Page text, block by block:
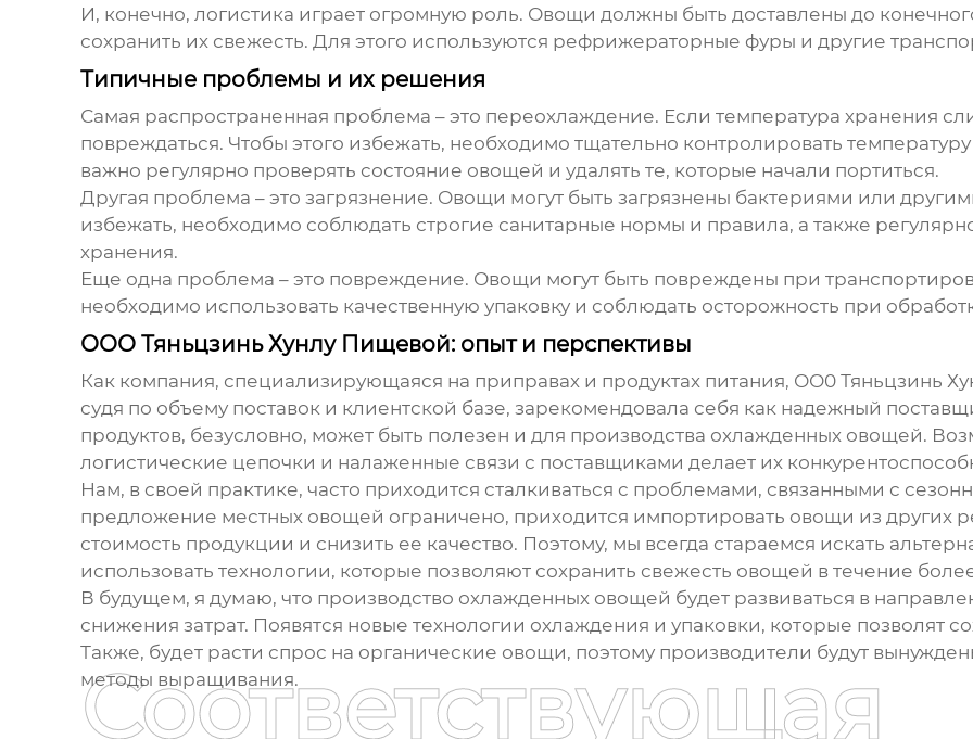
И, конечно, логистика играет огромную роль. Овощи должны быть доставлены до
сохранить их свежесть. Для этого используются рефрижераторные фуры и другие
Типичные проблемы и их решения
Самая распространенная проблема – это переохлаждение. Если температура хранения
повреждаться. Чтобы этого избежать, необходимо тщательно контролировать
важно регулярно проверять состояние овощей и удалять те, которые начали портиться.
Другая проблема – это загрязнение. Овощи могут быть загрязнены бактериями или
избежать, необходимо соблюдать строгие санитарные нормы и правила, а также
хранения.
Еще одна проблема – это повреждение. Овощи могут быть повреждены при
необходимо использовать качественную упаковку и соблюдать осторожность при
ООО Тяньцзинь Хунлу Пищевой: опыт и перспективы
Как компания, специализирующаяся на приправах и продуктах питания, ОО0 Тяньцзинь
судя по объему поставок и клиентской базе, зарекомендовала себя как надежный
продуктов, безусловно, может быть полезен и для производства охлажденных овощей.
логистические цепочки и налаженные связи с поставщиками делает их
Нам, в своей практике, часто приходится сталкиваться с проблемами, связанными с
предложение местных овощей ограничено, приходится импортировать овощи из других
стоимость продукции и снизить ее качество. Поэтому, мы всегда стараемся искать
использовать технологии, которые позволяют сохранить свежесть овощей в течение
В будущем, я думаю, что производство охлажденных овощей будет развиваться в
снижения затрат. Появятся новые технологии охлаждения и упаковки, которые позволят
Также, будет расти спрос на органические овощи, поэтому производители будут
методы выращивания.
Соответствующая